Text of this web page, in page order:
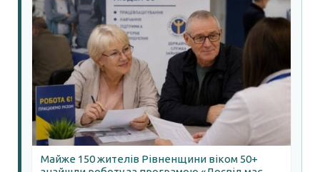
Майже 150 жителів Рівненщини віком 50+